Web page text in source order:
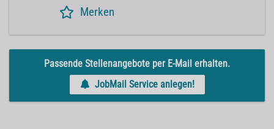
Merken
Passende Stellenangebote per E-Mail erhalten.
JobMail Service anlegen!